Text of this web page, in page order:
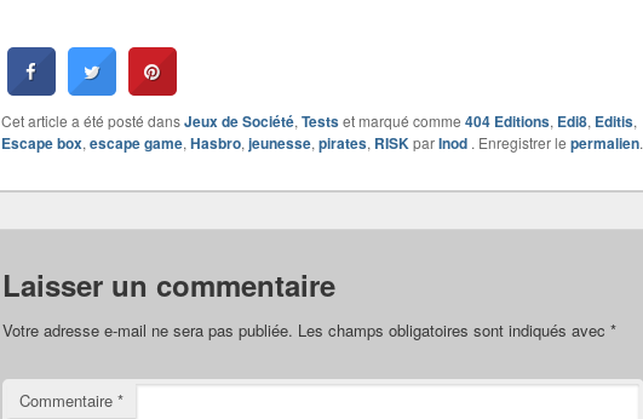
Cet article a été posté dansJeux de Société, Testset marqué comme 404 Editions, Edi8, Editis,
Escape box, escape game, Hasbro, jeunesse, pirates, RISKparInod . Enregistrer le permalien.
Laisser un commentaire
Votre adresse e-mail ne sera pas publiée. Les champs obligatoires sont indiqués avec *
Commentaire *